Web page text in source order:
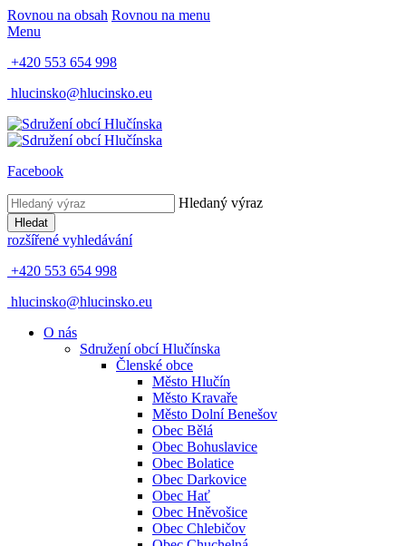
Rovnou na obsah Rovnou na menu
Menu
+420 553 654 998
hlucinsko@hlucinsko.eu
Facebook
Hledaný výraz
Hledat
rozšířené vyhledávání
+420 553 654 998
hlucinsko@hlucinsko.eu
O nás
Sdružení obcí Hlučínska
Členské obce
Město Hlučín
Město Kravaře
Město Dolní Benešov
Obec Bělá
Obec Bohuslavice
Obec Bolatice
Obec Darkovice
Obec Hať
Obec Hněvošice
Obec Chlebičov